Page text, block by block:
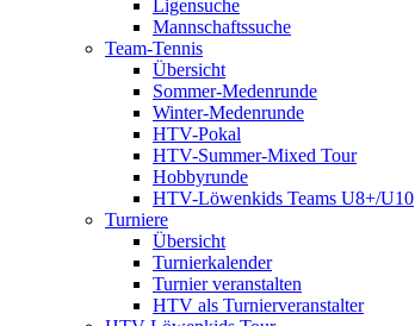
Ligensuche
Mannschaftssuche
Team-Tennis
Übersicht
Sommer-Medenrunde
Winter-Medenrunde
HTV-Pokal
HTV-Summer-Mixed Tour
Hobbyrunde
HTV-Löwenkids Teams U8+/U10
Turniere
Übersicht
Turnierkalender
Turnier veranstalten
HTV als Turnierveranstalter